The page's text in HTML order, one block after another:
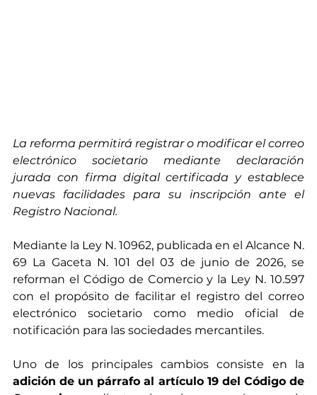
La reforma permitirá registrar o modificar el correo
electrónico societario mediante declaración
jurada con firma digital certificada y establece
nuevas facilidades para su inscripción ante el
Registro Nacional.
Mediante la Ley N. 10962, publicada en el Alcance N.
69 La Gaceta N. 101 del 03 de junio de 2026, se
reforman el Código de Comercio y la Ley N. 10.597
con el propósito de facilitar el registro del correo
electrónico societario como medio oficial de
notificación para las sociedades mercantiles.
adición de un párrafo al artículo 19 del Código de